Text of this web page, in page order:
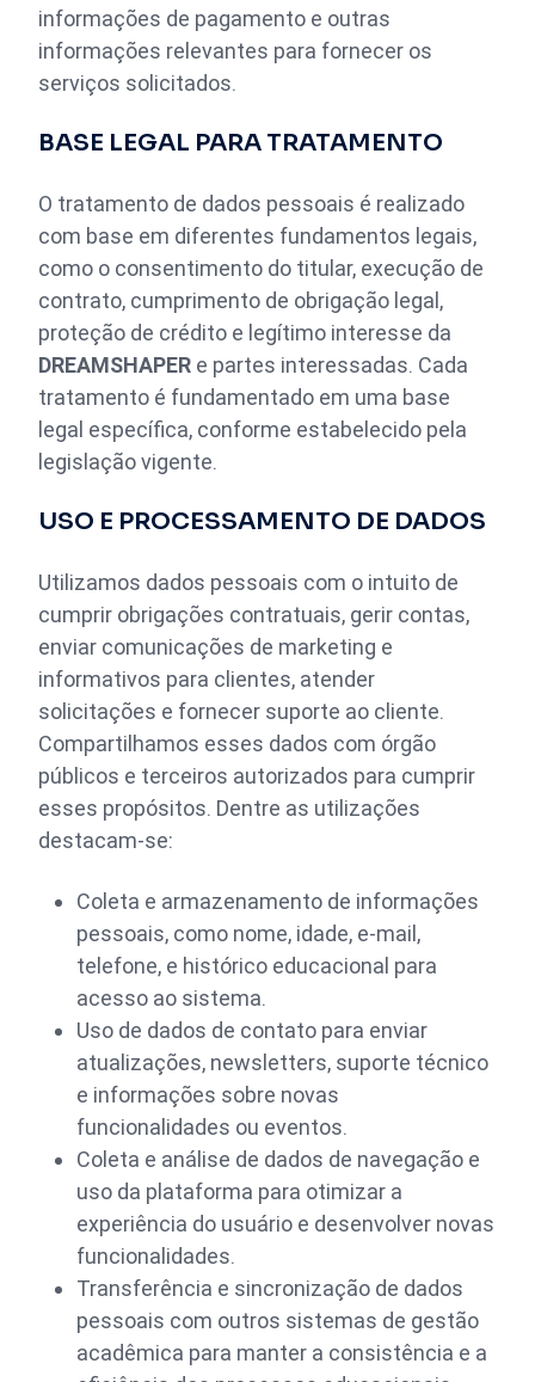
informações de pagamento e outras
informações relevantes para fornecer os
serviços solicitados.
BASE LEGAL PARA TRATAMENTO
O tratamento de dados pessoais é realizado
com base em diferentes fundamentos legais,
como o consentimento do titular, execução de
contrato, cumprimento de obrigação legal,
proteção de crédito e legítimo interesse da
DREAMSHAPER e partes interessadas. Cada
tratamento é fundamentado em uma base
legal específica, conforme estabelecido pela
legislação vigente.
USO E PROCESSAMENTO DE DADOS
Utilizamos dados pessoais com o intuito de
cumprir obrigações contratuais, gerir contas,
enviar comunicações de marketing e
informativos para clientes, atender
solicitações e fornecer suporte ao cliente.
Compartilhamos esses dados com órgão
públicos e terceiros autorizados para cumprir
esses propósitos. Dentre as utilizações
destacam-se:
Coleta e armazenamento de informações
pessoais, como nome, idade, e-mail,
telefone, e histórico educacional para
acesso ao sistema.
Uso de dados de contato para enviar
atualizações, newsletters, suporte técnico
e informações sobre novas
funcionalidades ou eventos.
Coleta e análise de dados de navegação e
uso da plataforma para otimizar a
experiência do usuário e desenvolver novas
funcionalidades.
Transferência e sincronização de dados
pessoais com outros sistemas de gestão
acadêmica para manter a consistência e a